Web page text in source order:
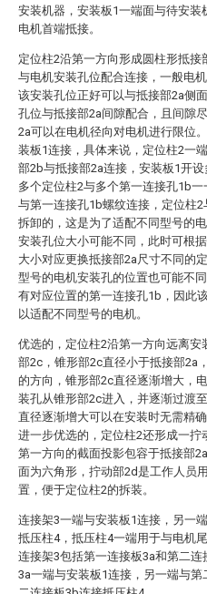
安装机器，安装板1一端面与待安装
电机首端抵接。
定位柱2沿第一方向形成圆柱形抵接
与电机安装孔位配合连接，一般电
该安装孔位正好可以与抵接部2a侧
孔位与抵接部2a间隙配合，且间隙
2a可以在电机径向对电机进行限位
装板1连接，具体来说，定位柱2一
部2b与抵接部2a连接，安装板1开设
多个定位柱2与多个第一连接孔1b
与第一连接孔1b螺纹连接，定位柱
拆卸的，这是为了适配不同型号的
安装孔位大小可能不同，此时可根
大小对应更换抵接部2a尺寸不同的
型号的电机安装孔的位置也可能不
有对应位置的第一连接孔1b，因此
以适配不同型号的电机。
优选的，定位柱2沿第一方向远离安
部2c，锥形部2c直径小于抵接部2a
的方向，锥形部2c直径逐渐增大，
装孔从锥形部2c进入，并逐渐过渡
直径逐渐增大可以在安装时无需精
进一步优选的，定位柱2还形成一拧
第一方向的截面投影包容于抵接部
面为六角形，拧动部2d是工作人员
置，便于定位柱2的拆装。
连接架3一端与安装板1连接，另一
抵压柱4，抵压柱4一端用于与电机
连接架3包括第一连接板3a和第二连
3a一端与安装板1连接，另一端与